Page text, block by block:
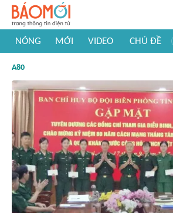
NÓNG MỚI VIDEO CHỦ ĐỀ
#Khám phá thế giới
A80